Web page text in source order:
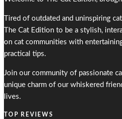
Tired of outdated and uninspiring
The Cat Edition to be a stylish,
on cat communities with
practical tips.
Join our community of passionate
unique charm of our whiskered
lives.
TOP REVIEWS